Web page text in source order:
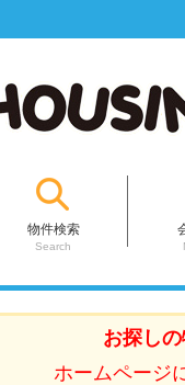
物件検索
Search
お探し
ホームページ